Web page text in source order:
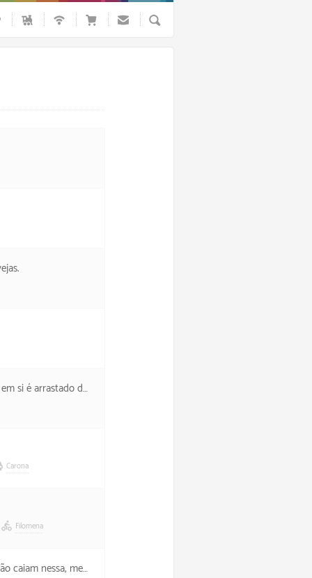
demais. =/
Carona
Filomena
e assistam ao filme. =D